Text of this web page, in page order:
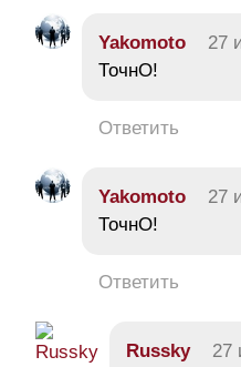
Yakomoto 27
ТочнО!
Ответить
Yakomoto 27
ТочнО!
Ответить
Russky 27